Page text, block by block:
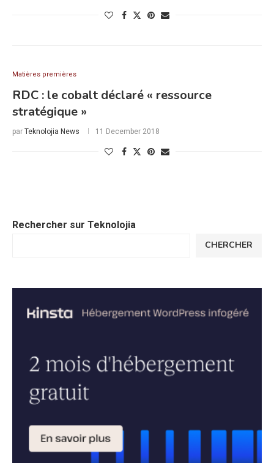
Matières premières
RDC : le cobalt déclaré « ressource
stratégique »
par Teknolojia News 11 December 2018
Rechercher sur Teknolojia
CHERCHER